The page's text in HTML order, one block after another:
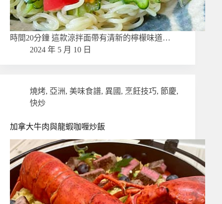
時間20分鐘 這款涼拌面帶有清新的檸檬味道…
2024 年 5 月 10 日
燒烤, 亞洲, 美味食譜, 異國 , 烹飪技巧, 節慶,
快炒
加拿大牛肉與龍蝦咖喱炒飯